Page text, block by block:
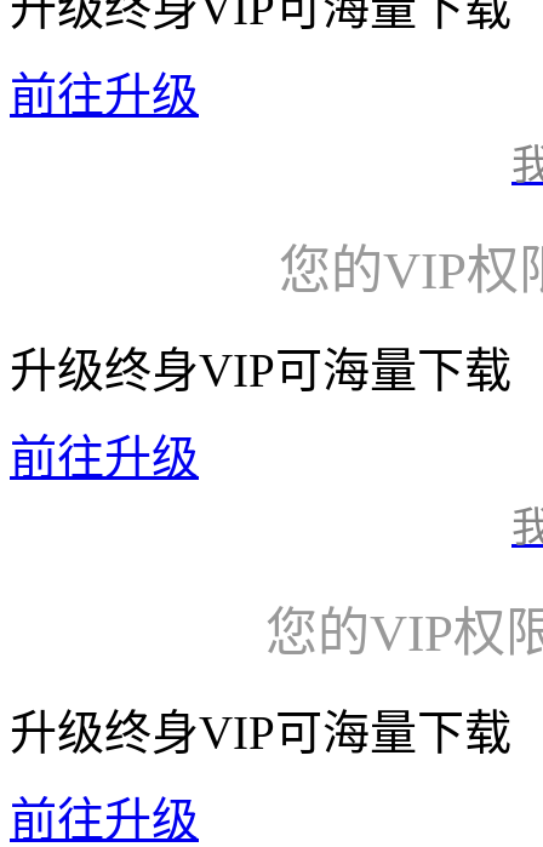
前往升级
您的VIP权
升级终身VIP可海量下载
前往升级
您的VIP权
升级终身VIP可海量下载
前往升级